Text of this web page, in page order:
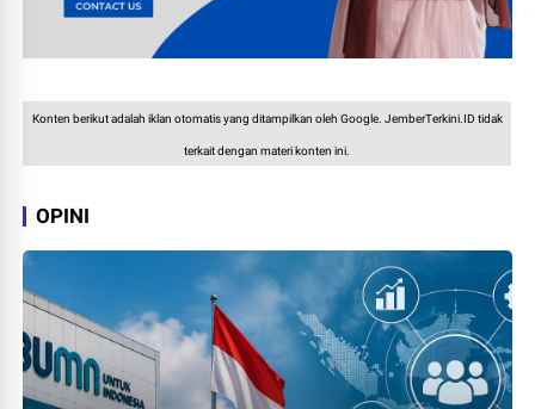
Konten berikut adalah iklan otomatis yang ditampilkan oleh Google. JemberTerkini.ID tidak
terkait dengan materi konten ini.
OPINI